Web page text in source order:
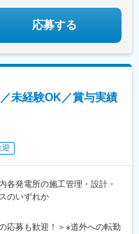
応募する
未経験OK／賞与実績
迎
各発電所の施工管理・設計・
のいずれか
応募も歓迎！＞※道外への転勤